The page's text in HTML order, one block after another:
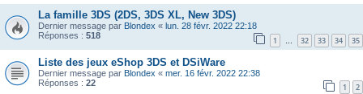
La famille 3DS (2DS, 3DS XL, New 3DS)
Dernier message par Blondex « lun. 28 févr. 2022 22:18
Réponses : 518 1 … 32 33 34 35
Liste des jeux eShop 3DS et DSiWare
Dernier message par Blondex « mer. 16 févr. 2022 22:38
Réponses : 22 1 2